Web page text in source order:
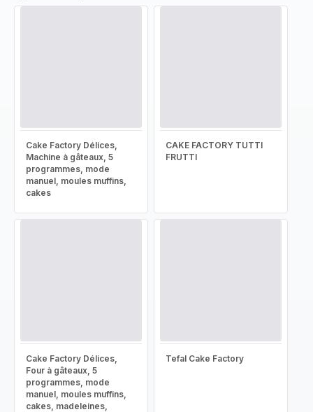
Cake Factory Délices,
Machine à gâteaux, 5
programmes, mode
manuel, moules muffins,
cakes
CAKE FACTORY TUTTI
FRUTTI
Cake Factory Délices,
Four à gâteaux, 5
programmes, mode
manuel, moules muffins,
cakes, madeleines,
Tefal Cake Factory